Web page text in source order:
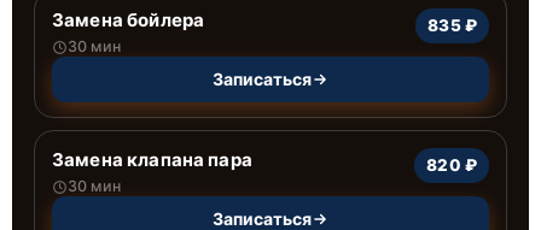
Замена бойлера
30 мин
835 ₽
Записаться
Замена клапана пара
30 мин
820 ₽
Записаться